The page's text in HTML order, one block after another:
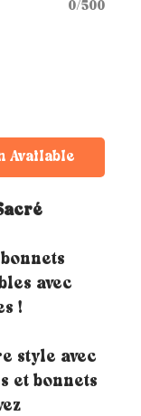
0/500
Available
avec
!
style avec
et bonnets